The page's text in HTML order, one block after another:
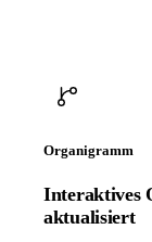
Organigramm
Interaktives
aktualisiert